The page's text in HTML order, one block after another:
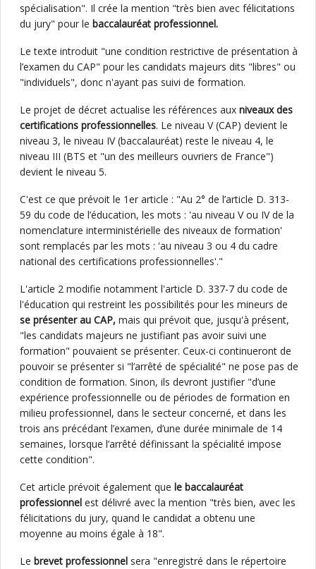
spécialisation". Il crée la mention "très bien avec félicitations
du jury" pour le baccalauréat professionnel.
Le texte introduit "une condition restrictive de présentation à
l’examen du CAP" pour les candidats majeurs dits "libres" ou
"individuels", donc n'ayant pas suivi de formation.
Le projet de décret actualise les références aux niveaux des
certifications professionnelles. Le niveau V (CAP) devient le
niveau 3, le niveau IV (baccalauréat) reste le niveau 4, le
niveau III (BTS et "un des meilleurs ouvriers de France")
devient le niveau 5.
C'est ce que prévoit le 1er article : "Au 2° de l’article D. 313-
59 du code de l’éducation, les mots : 'au niveau V ou IV de la
nomenclature interministérielle des niveaux de formation'
sont remplacés par les mots : 'au niveau 3 ou 4 du cadre
national des certifications professionnelles'."
L'article 2 modifie notamment l'article D. 337-7 du code de
l'éducation qui restreint les possibilités pour les mineurs de
se présenter au CAP, mais qui prévoit que, jusqu'à présent,
"les candidats majeurs ne justifiant pas avoir suivi une
formation" pouvaient se présenter. Ceux-ci continueront de
pouvoir se présenter si "l’arrêté de spécialité" ne pose pas de
condition de formation. Sinon, ils devront justifier "d’une
expérience professionnelle ou de périodes de formation en
milieu professionnel, dans le secteur concerné, et dans les
trois ans précédant l’examen, d’une durée minimale de 14
semaines, lorsque l’arrêté définissant la spécialité impose
cette condition".
Cet article prévoit également que le baccalauréat
professionnel est délivré avec la mention "très bien, avec les
félicitations du jury, quand le candidat a obtenu une
moyenne au moins égale à 18".
Le brevet professionnel sera "enregistré dans le répertoire